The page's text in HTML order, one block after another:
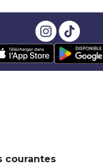
courantes